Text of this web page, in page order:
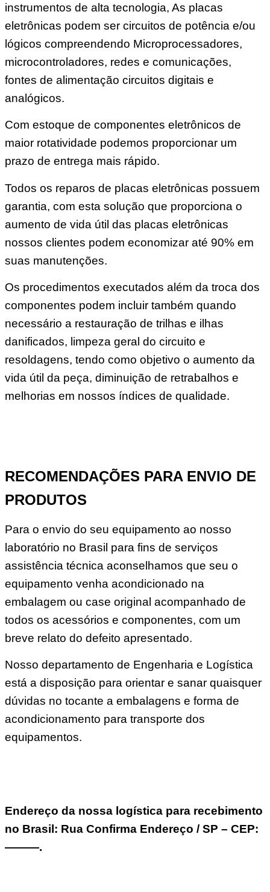
instrumentos de alta tecnologia, As placas
eletrônicas podem ser circuitos de potência e/ou
lógicos compreendendo Microprocessadores,
microcontroladores, redes e comunicações,
fontes de alimentação circuitos digitais e
analógicos.
Com estoque de componentes eletrônicos de
maior rotatividade podemos proporcionar um
prazo de entrega mais rápido.
Todos os reparos de placas eletrônicas possuem
garantia, com esta solução que proporciona o
aumento de vida útil das placas eletrônicas
nossos clientes podem economizar até 90% em
suas manutenções.
Os procedimentos executados além da troca dos
componentes podem incluir também quando
necessário a restauração de trilhas e ilhas
danificados, limpeza geral do circuito e
resoldagens, tendo como objetivo o aumento da
vida útil da peça, diminuição de retrabalhos e
melhorias em nossos índices de qualidade.
RECOMENDAÇÕES PARA ENVIO DE
PRODUTOS
Para o envio do seu equipamento ao nosso
laboratório no Brasil para fins de serviços
assistência técnica aconselhamos que seu o
equipamento venha acondicionado na
embalagem ou case original acompanhado de
todos os acessórios e componentes, com um
breve relato do defeito apresentado.
Nosso departamento de Engenharia e Logística
está a disposição para orientar e sanar quaisquer
dúvidas no tocante a embalagens e forma de
acondicionamento para transporte dos
equipamentos.
Endereço da nossa logística para recebimento
no Brasil: Rua Confirma Endereço / SP – CEP:
———.